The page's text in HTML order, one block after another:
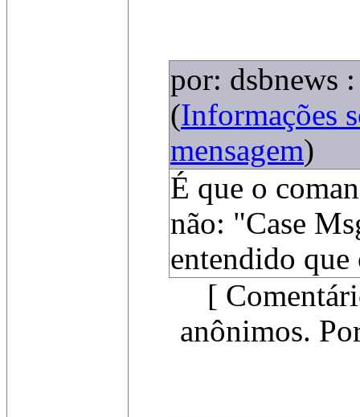
por: dsbnews
(Informações
mensagem)
É que o
não: "Case
entendido que
[
anônimos.